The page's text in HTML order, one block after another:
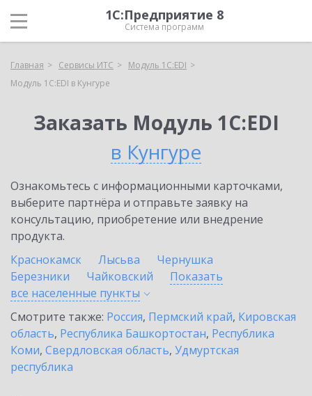
1С:Предприятие 8
Система программ
Главная Сервисы ИТС
Модуль 1C:EDI
Модуль 1C:EDI в Кунгуре
Заказать Модуль 1C:EDI
в Кунгуре
Ознакомьтесь с информационными карточками,
выберите партнёра и отправьте заявку на
консультацию, приобретение или внедрение
продукта.
Краснокамск
Лысьва
Чернушка
Березники
Чайковский
Показать
все населенные пункты
Смотрите также: Россия, Пермский край, Кировская
область, Республика Башкортостан, Республика
Коми, Свердловская область, Удмуртская
республика